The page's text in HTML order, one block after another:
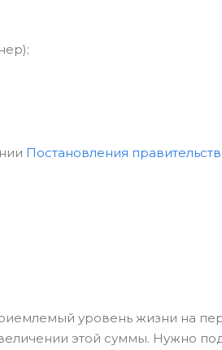
Постановления
уровень жизни на
этой суммы. Нужно